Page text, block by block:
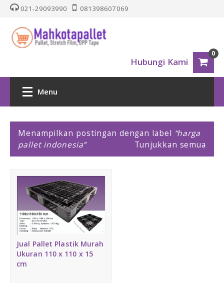
021-29093990 081398607069
Hubungi Kami
0
Menu
HOME
PALLET PLASTIK
Nestable
One Way Series
Medium Duty
Menampilkan postingan dengan label harga
pallet indonesia
Tunjukkan semua
Jual Pallet Plastik Murah
Ukuran 110 x 110 x 15
cm